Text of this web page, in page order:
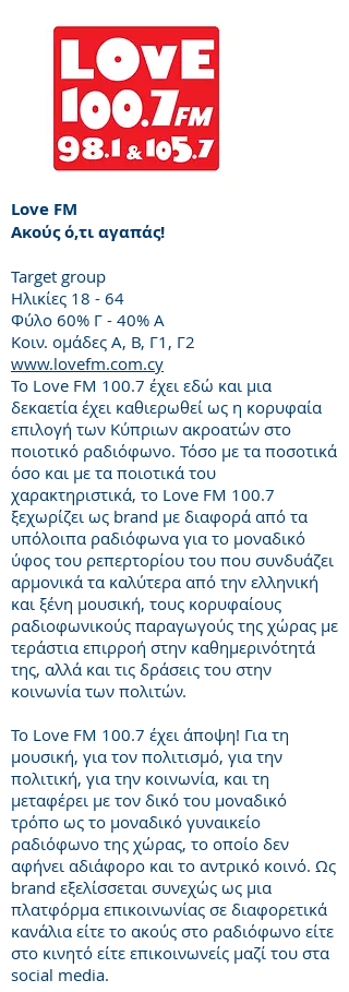
Love FM
Ακούς ό,τι αγαπάς!
Target group
Ηλικίες 18 - 64
Φύλο 60% Γ - 40% Α
Κοιν. ομάδες Α, Β, Γ1, Γ2
www.lovefm.com.cy
Το Love FM 100.7 έχει εδώ και μια
δεκαετία έχει καθιερωθεί ως η κορυφαία
επιλογή των Κύπριων ακροατών στο
ποιοτικό ραδιόφωνο. Τόσο με τα ποσοτικά
όσο και με τα ποιοτικά του
χαρακτηριστικά, το Love FM 100.7
ξεχωρίζει ως brand με διαφορά από τα
υπόλοιπα ραδιόφωνα για το μοναδικό
ύφος του ρεπερτορίου του που συνδυάζει
αρμονικά τα καλύτερα από την ελληνική
και ξένη μουσική, τους κορυφαίους
ραδιοφωνικούς παραγωγούς της χώρας με
τεράστια επιρροή στην καθημερινότητά
της, αλλά και τις δράσεις του στην
κοινωνία των πολιτών.
Το Love FM 100.7 έχει άποψη! Για τη
μουσική, για τον πολιτισμό, για την
πολιτική, για την κοινωνία, και τη
μεταφέρει με τον δικό του μοναδικό
τρόπο ως το μοναδικό γυναικείο
ραδιόφωνο της χώρας, το οποίο δεν
αφήνει αδιάφορο και το αντρικό κοινό. Ως
brand εξελίσσεται συνεχώς ως μια
πλατφόρμα επικοινωνίας σε διαφορετικά
κανάλια είτε το ακούς στο ραδιόφωνο είτε
στο κινητό είτε επικοινωνείς μαζί του στα
social media.